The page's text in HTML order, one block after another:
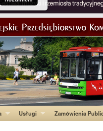
Usługi Zamówienia